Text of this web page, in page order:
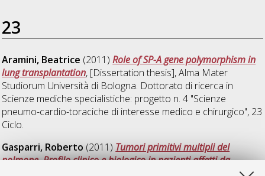
23
Aramini, Beatrice (2011)Role of SP-A gene polymorphism in
lung transplantation, [Dissertation thesis], Alma Mater
Studiorum Università di Bologna. Dottorato di ricerca in
Scienze mediche specialistiche: progetto n. 4 "Scienze
pneumo-cardio-toraciche di interesse medico e chirurgico", 23
Ciclo.
Gasparri, Roberto (2011) Tumori primitivi multipli del
polmone. Profilo clinico e biologico in pazienti affetti da